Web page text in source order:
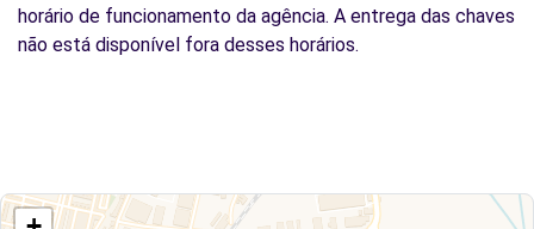
horário de funcionamento da agência. A entrega das chaves
não está disponível fora desses horários.